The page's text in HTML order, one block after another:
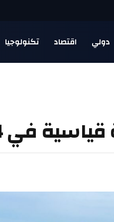
دولي اقتصاد تكنولوجيا
في 2024